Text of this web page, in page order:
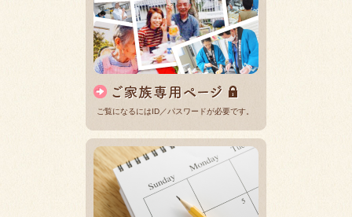
ご覧になるにはID／パスワードが必要です。